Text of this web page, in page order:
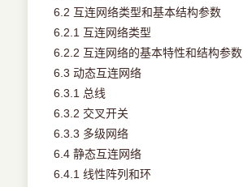
6.2 互连网络类型和基本结构参数
6.2.1 互连网络类型
6.2.2 互连网络的基本特性和结构参数
6.3 动态互连网络
6.3.1 总线
6.3.2 交叉开关
6.3.3 多级网络
6.4 静态互连网络
6.4.1 线性阵列和环